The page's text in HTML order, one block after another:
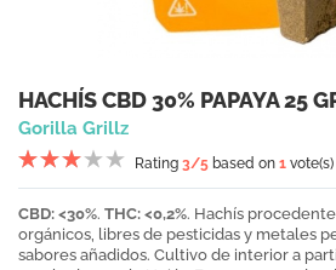
HACHÍS CBD 30% PAPAYA 25
Gorilla Grillz
Rating 3/5 based on 1 vote(s)
CBD: <30%. THC: <0,2%. Hachís
orgánicos, libres de pesticidas y metales
sabores añadidos. Cultivo de interior a